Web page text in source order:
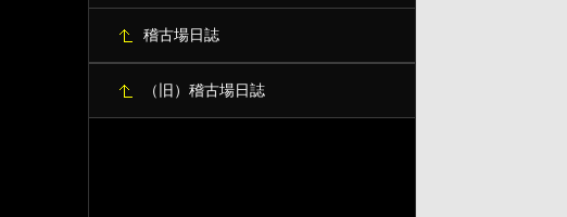
稽古場日誌
（旧）稽古場日誌